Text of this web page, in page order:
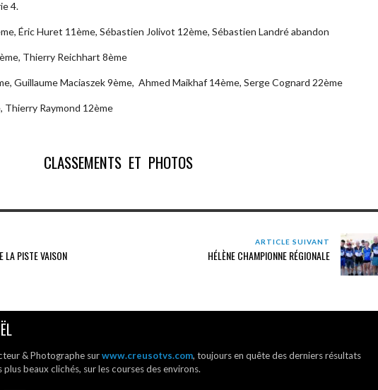
4.
Éric Huret 11ème, Sébastien Jolivot 12ème, Sébastien Landré abandon
Thierry Reichhart 8ème
Guillaume Maciaszek 9ème, Ahmed Maikhaf 14ème, Serge Cognard 22ème
Thierry Raymond 12ème
CLASSEMENTS ET PHOTOS
LA PISTE VAISON
ARTICLE SUIVANT
HÉLÈNE CHAMPIONNE RÉGIONALE
& Photographe surwww.creusotvs.com, toujours en quête des derniers résultats
plus beaux clichés, sur les courses des environs.